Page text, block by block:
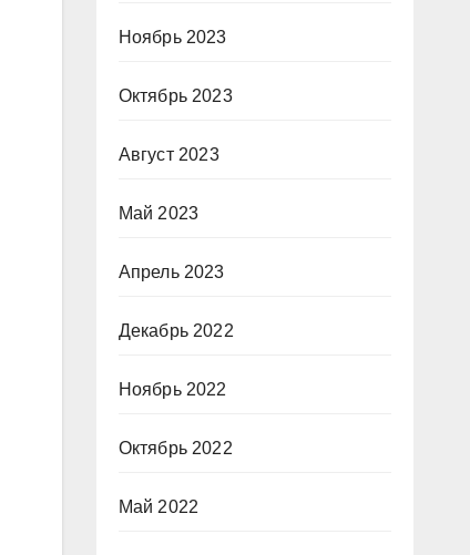
Ноябрь 2023
Октябрь 2023
Август 2023
Май 2023
Апрель 2023
Декабрь 2022
Ноябрь 2022
Октябрь 2022
Май 2022